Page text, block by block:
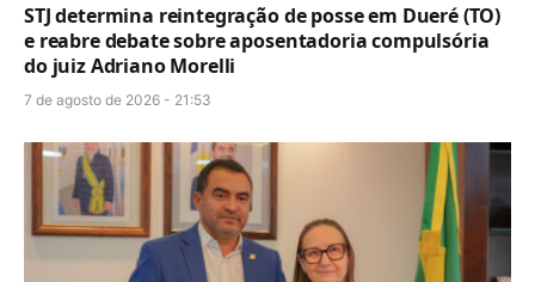
STJ determina reintegração de posse em Dueré (TO)
e reabre debate sobre aposentadoria compulsória
do juiz Adriano Morelli
7 de agosto de 2026 - 21:53